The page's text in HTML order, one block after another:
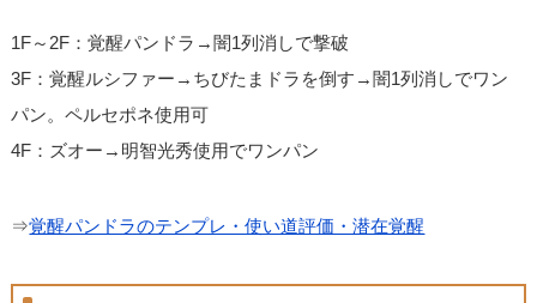
1F～2F：覚醒パンドラ→闇1列消しで撃破
3F：覚醒ルシファー→ちびたまドラを倒す→闇1列消しでワン
パン。ペルセポネ使用可
4F：ズオー→明智光秀使用でワンパン
⇒覚醒パンドラのテンプレ・使い道評価・潜在覚醒